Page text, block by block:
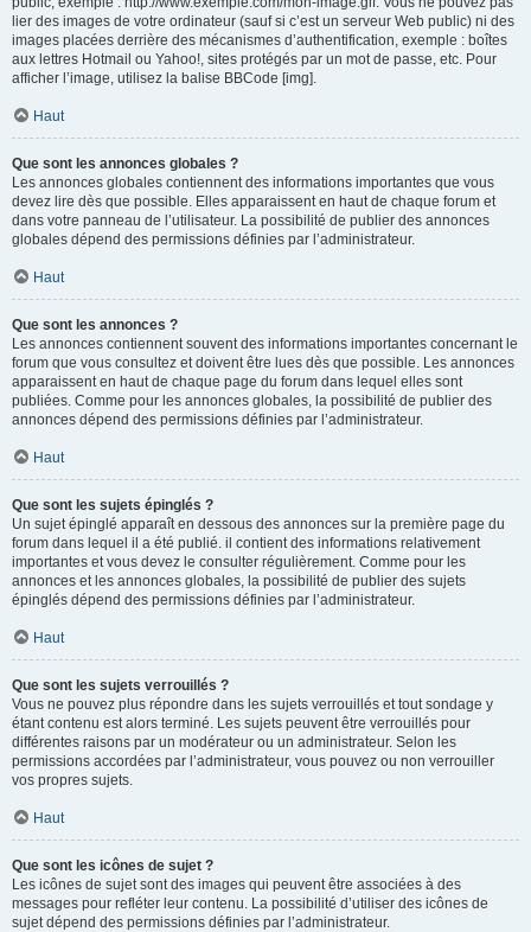
lier des images de votre ordinateur (sauf si c’est un serveur Web public) ni des
images placées derrière des mécanismes d’authentification, exemple : boîtes
aux lettres Hotmail ou Yahoo!, sites protégés par un mot de passe, etc. Pour
afficher l’image, utilisez la balise BBCode [img].
Haut
Que sont les annonces globales ?
Les annonces globales contiennent des informations importantes que vous
devez lire dès que possible. Elles apparaissent en haut de chaque forum et
dans votre panneau de l’utilisateur. La possibilité de publier des annonces
globales dépend des permissions définies par l’administrateur.
Haut
Que sont les annonces ?
Les annonces contiennent souvent des informations importantes concernant le
forum que vous consultez et doivent être lues dès que possible. Les annonces
apparaissent en haut de chaque page du forum dans lequel elles sont
publiées. Comme pour les annonces globales, la possibilité de publier des
annonces dépend des permissions définies par l’administrateur.
Haut
Que sont les sujets épinglés ?
Un sujet épinglé apparaît en dessous des annonces sur la première page du
forum dans lequel il a été publié. il contient des informations relativement
importantes et vous devez le consulter régulièrement. Comme pour les
annonces et les annonces globales, la possibilité de publier des sujets
épinglés dépend des permissions définies par l’administrateur.
Haut
Que sont les sujets verrouillés ?
Vous ne pouvez plus répondre dans les sujets verrouillés et tout sondage y
étant contenu est alors terminé. Les sujets peuvent être verrouillés pour
différentes raisons par un modérateur ou un administrateur. Selon les
permissions accordées par l’administrateur, vous pouvez ou non verrouiller
vos propres sujets.
Haut
Que sont les icônes de sujet ?
Les icônes de sujet sont des images qui peuvent être associées à des
messages pour refléter leur contenu. La possibilité d’utiliser des icônes de
sujet dépend des permissions définies par l’administrateur.